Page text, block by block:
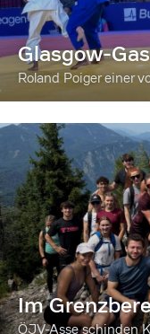
Glasgow-
Roland Poiger einer
Im
ÖJV-Asse schinden